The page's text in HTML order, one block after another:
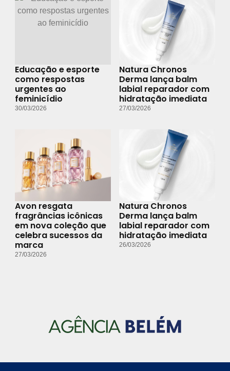
Educação e esporte
como respostas
urgentes ao
feminicídio
30/03/2026
Natura Chronos
Derma lança balm
labial reparador com
hidratação imediata
27/03/2026
Avon resgata
fragrâncias icônicas
em nova coleção que
celebra sucessos da
marca
27/03/2026
Natura Chronos
Derma lança balm
labial reparador com
hidratação imediata
26/03/2026